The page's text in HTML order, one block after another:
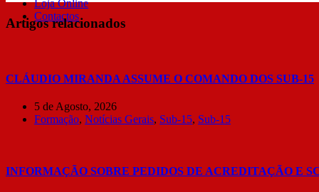
Loja Online
Contactos
Artigos relacionados
CLÁUDIO MIRANDA ASSUME O COMANDO DOS SUB-15
5 de Agosto, 2026
Formação, Notícias Gerais, Sub-15, Sub-15
INFORMAÇÃO SOBRE PEDIDOS DE ACREDITAÇÃO E